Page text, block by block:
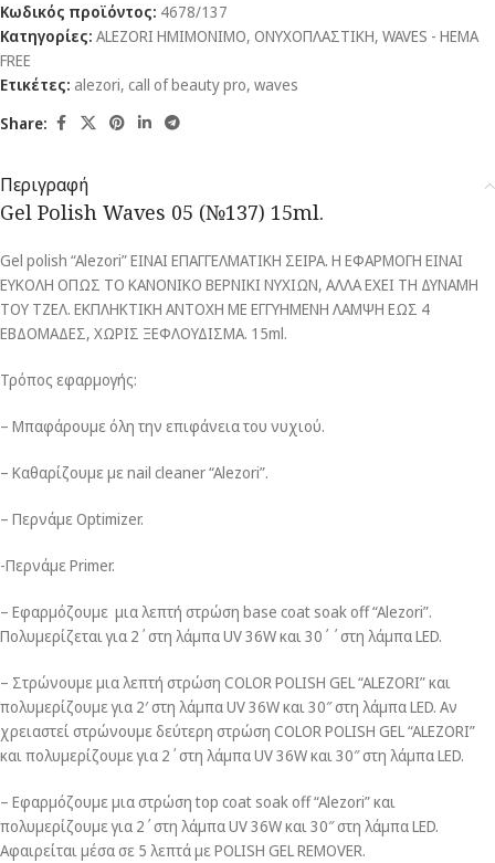
Κωδικός προϊόντος: 4678/137
Κατηγορίες: ALEZORI ΗΜΙΜΟΝΙΜΟ, ΟΝΥΧΟΠΛΑΣΤΙΚΗ, WAVES - HEMA
FREE
Ετικέτες: alezori, call of beauty pro, waves
Share:
Περιγραφή
Gel Polish Waves 05 (№137) 15ml.
Gel polish “Alezori” ΕΙΝΑΙ ΕΠΑΓΓΕΛΜΑΤΙΚΗ ΣΕΙΡΑ. Η ΕΦΑΡΜΟΓΗ ΕΙΝΑΙ
ΕΥΚΟΛΗ ΟΠΩΣ ΤΟ ΚΑΝΟΝΙΚΟ ΒΕΡΝΙΚΙ ΝΥΧΙΩΝ, ΑΛΛΑ ΕΧΕΙ ΤΗ ΔΥΝΑΜΗ
ΤΟΥ ΤΖΕΛ. ΕΚΠΛΗΚΤΙΚΗ ΑΝΤΟΧΗ ΜΕ ΕΓΓΥΗΜΕΝΗ ΛΑΜΨΗ ΕΩΣ 4
ΕΒΔΟΜΑΔΕΣ, ΧΩΡΙΣ ΞΕΦΛΟΥΔΙΣΜΑ. 15ml.
Τρόπος εφαρμογής:
– Μπαφάρουμε όλη την επιφάνεια του νυχιού.
– Καθαρίζουμε με nail cleaner “Alezori”.
– Περνάμε Optimizer.
-Περνάμε Primer.
– Εφαρμόζουμε μια λεπτή στρώση base coat soak off “Alezori”.
Πολυμερίζεται για 2΄στη λάμπα UV 36W και 30΄΄στη λάμπα LED.
– Στρώνουμε μια λεπτή στρώση COLOR POLISH GEL “ALEZORI” και
πολυμερίζουμε για 2′ στη λάμπα UV 36W και 30″ στη λάμπα LED. Αν
χρειαστεί στρώνουμε δεύτερη στρώση COLOR POLISH GEL “ALEZORI”
και πολυμερίζουμε για 2΄στη λάμπα UV 36W και 30″ στη λάμπα LED.
– Εφαρμόζουμε μια στρώση top coat soak off “Alezori” και
πολυμερίζουμε για 2΄στη λάμπα UV 36W και 30″ στη λάμπα LED.
Αφαιρείται μέσα σε 5 λεπτά με POLISH GEL REMOVER.